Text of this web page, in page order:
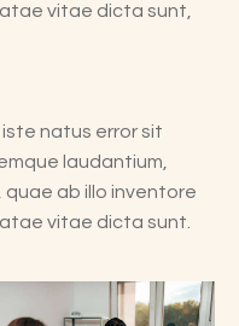
vitae dicta sunt,
natus error sit
laudantium,
ab illo inventore
vitae dicta sunt.